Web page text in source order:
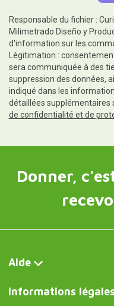
Responsable du fichier :
Milimetrado Diseño y
d'information sur les
Légitimation :
sera communiquée à des
suppression des données,
indiqué dans les
détaillées supplémentaires
de confidentialité et de
Donner,
Aide
Informations légales